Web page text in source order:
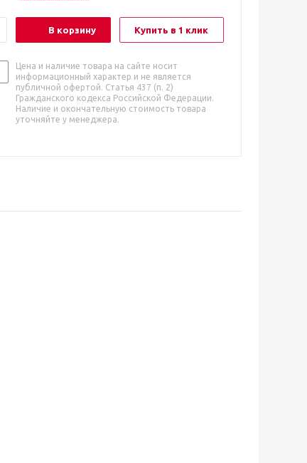
В корзину Купить в 1 клик
Цена и наличие товара на сайте носит
информационный характер и не является
публичной офертой. Статья 437 (п. 2)
Гражданского кодекса Российской Федерации.
Наличие и окончательную стоимость товара
уточняйте у менеджера.